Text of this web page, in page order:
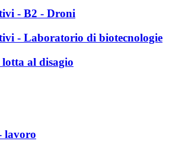
- B2 - Droni
- Laboratorio di biotecnologie
lotta al disagio
lavoro